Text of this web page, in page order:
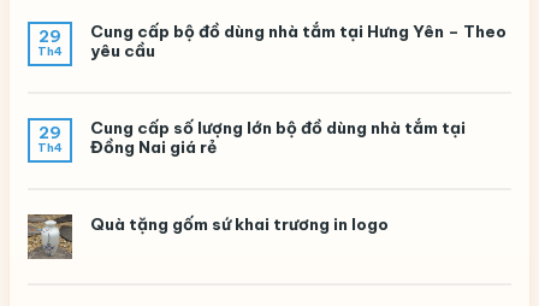
29
Th4
Cung cấp bộ đồ dùng nhà tắm tại Hưng Yên – Theo
yêu cầu
29
Th4
Cung cấp số lượng lớn bộ đồ dùng nhà tắm tại
Đồng Nai giá rẻ
Quà tặng gốm sứ khai trương in logo